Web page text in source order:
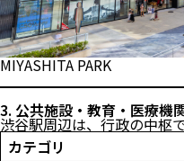
MIYASHITA PARK
3. 公共施設・教育・医療機
渋谷駅周辺は、行政の中枢
カテゴリ